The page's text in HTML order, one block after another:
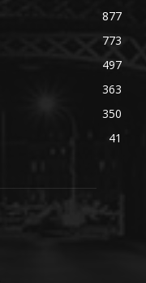
877
773
497
363
350
41